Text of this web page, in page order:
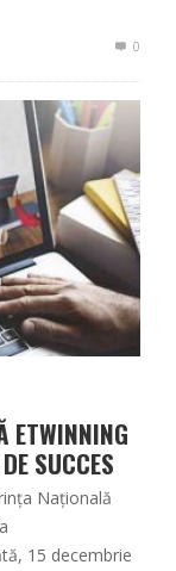
0
ETWINNING
SUCCES
Națională
15 decembrie